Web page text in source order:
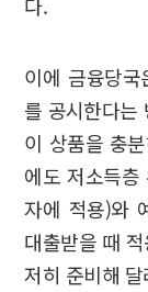
이에 금융당
를 공시한다는
이 상품을 충
에도 저소득층
자에 적용)와
대출받을 때
저히 준비해